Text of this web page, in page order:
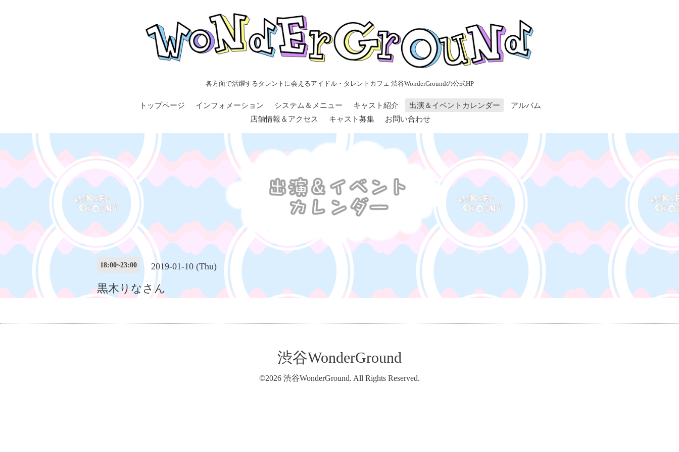
各方面で活躍するタレントに会えるアイドル・タレントカフェ 渋谷WonderGroundの公式HP
トップページ インフォメーション システム＆メニュー キャスト紹介 出演＆イベントカレンダー
アルバム
店舗情報＆アクセス
キャスト募集 お問い合わせ
18:00~23:00 2019-01-10 (Thu)
黒木りなさん
渋谷WonderGround
©2026 渋谷WonderGround. All Rights Reserved.